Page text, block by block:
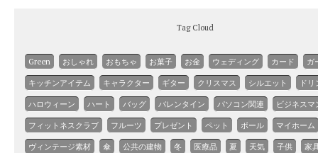
Tag Cloud
Green おしゃれ おもちゃ お菓子 お金 ウェディング カード ガ
キッチンアイテム キャラクター ギター クリスマス シルエット ド
ハロウィーン ハート バッグ バレンタイン パソコン関連 ビジネスマ
フィットネスクラブ フルーツ プレゼント ペット ボール マイホーム
ヴィンテージ素材 傘 公共の建物 冬 医療品 夏 天気 子供 家